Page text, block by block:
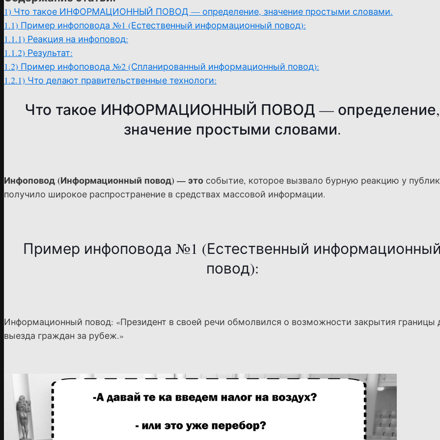
1) Что такое ИНФОРМАЦИОННЫЙ ПОВОД — определение, значение простыми словами.
1.1) Пример инфоповода №1 (Естественный информационный повод):
1.1.1) Реакция на инфоповод:
1.1.2) Результат:
1.2) Пример инфоповода №2 (Спланированный информационный повод):
1.2.1) Что делают правительственные технологи:
Что такое ИНФОРМАЦИОННЫЙ ПОВОД — определение,
значение простыми словами.
Инфоповод (Информационный повод) — это событие, которое вызвало бурную реакцию у
получило широкое распространение в средствах массовой информации.
Пример инфоповода №1 (Естественный
повод):
Информационный повод: «Президент в своей речи обмолвился о возможности закрытия границы
выезда граждан за рубеж.»